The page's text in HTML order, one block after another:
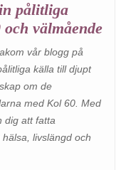
pålitliga
välmående
vår blogg på
källa till djupt
om de
med Kol 60. Med
dig att fatta
livslängd och